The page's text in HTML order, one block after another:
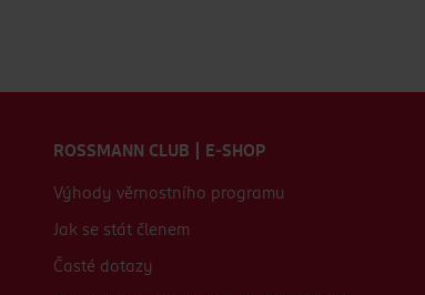
ROSSMANN CLUB | E-SHOP
Výhody věrnostního programu
Jak se stát členem
Časté dotazy